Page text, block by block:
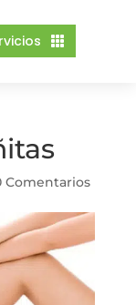

Comentarios